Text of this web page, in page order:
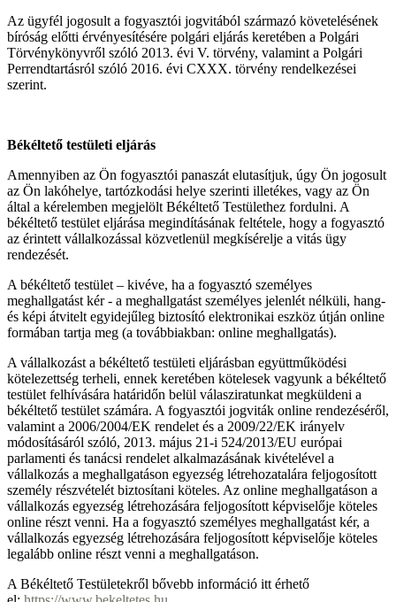
Az ügyfél jogosult a fogyasztói jogvitából származó követelésének
bíróság előtti érvényesítésére polgári eljárás keretében a Polgári
Törvénykönyvről szóló 2013. évi V. törvény, valamint a Polgári
Perrendtartásról szóló 2016. évi CXXX. törvény rendelkezései
szerint.
Békéltető testületi eljárás
Amennyiben az Ön fogyasztói panaszát elutasítjuk, úgy Ön jogosult
az Ön lakóhelye, tartózkodási helye szerinti illetékes, vagy az Ön
által a kérelemben megjelölt Békéltető Testülethez fordulni. A
békéltető testület eljárása megindításának feltétele, hogy a fogyasztó
az érintett vállalkozással közvetlenül megkísérelje a vitás ügy
rendezését.
A békéltető testület – kivéve, ha a fogyasztó személyes
meghallgatást kér - a meghallgatást személyes jelenlét nélküli, hang-
és képi átvitelt egyidejűleg biztosító elektronikai eszköz útján online
formában tartja meg (a továbbiakban: online meghallgatás).
A vállalkozást a békéltető testületi eljárásban együttműködési
kötelezettség terheli, ennek keretében kötelesek vagyunk a békéltető
testület felhívására határidőn belül válasziratunkat megküldeni a
békéltető testület számára. A fogyasztói jogviták online rendezéséről,
valamint a 2006/2004/EK rendelet és a 2009/22/EK irányelv
módosításáról szóló, 2013. május 21-i 524/2013/EU európai
parlamenti és tanácsi rendelet alkalmazásának kivételével a
vállalkozás a meghallgatáson egyezség létrehozatalára feljogosított
személy részvételét biztosítani köteles. Az online meghallgatáson a
vállalkozás egyezség létrehozására feljogosított képviselője köteles
online részt venni. Ha a fogyasztó személyes meghallgatást kér, a
vállalkozás egyezség létrehozására feljogosított képviselője köteles
legalább online részt venni a meghallgatáson.
A Békéltető Testületekről bővebb információ itt érhető